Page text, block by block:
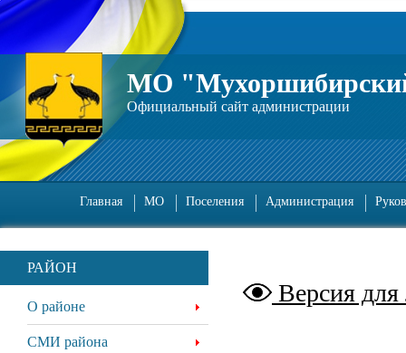
МО
Официальный сайт администрации
Главная МО Поселения Администрация
РАЙОН
О районе
СМИ района
Версия